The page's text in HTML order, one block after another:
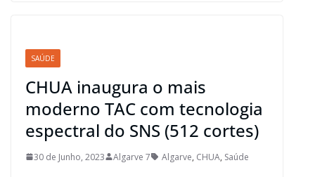
SAÚDE
CHUA inaugura o mais
moderno TAC com tecnologia
espectral do SNS (512 cortes)
30 de Junho, 2023 Algarve 7 Algarve, CHUA, Saúde